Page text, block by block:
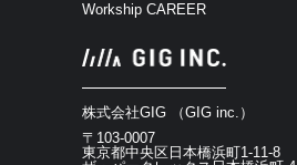
Workship CAREER
株式会社GIG （GIG inc.）
〒103-0007
東京都中央区日本橋浜町1-11-8